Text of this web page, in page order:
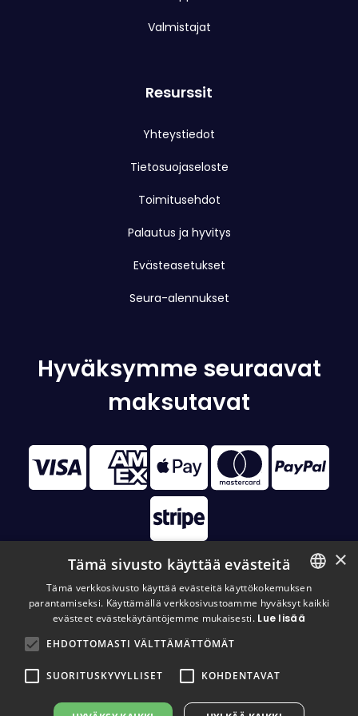
Valmistajat
Resurssit
Yhteystiedot
Tietosuojaseloste
Toimitusehdot
Palautus ja hyvitys
Evästeasetukset
Seura-alennukset
Hyväksymme seuraavat
maksutavat
© 2026 Disc Golf Monster All Rights Reserved
FINNISH
×
Tämä sivusto käyttää evästeitä
Tämä verkkosivusto käyttää evästeitä käyttökokemuksen
parantamiseksi. Käyttämällä verkkosivustoamme hyväksyt kaikki
evästeet evästekäytäntöjemme mukaisesti. Lue lisää
EHDOTTOMASTI VÄLTTÄMÄTTÖMÄT
SUORITUSKYVYLLISET KOHDENTAVAT